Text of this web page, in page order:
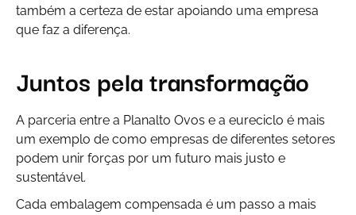
também a certeza de estar apoiando uma empresa
que faz a diferença.
Juntos pela transformação
A parceria entre a Planalto Ovos e a eureciclo é mais
um exemplo de como empresas de diferentes setores
podem unir forças por um futuro mais justo e
sustentável.
Cada embalagem compensada é um passo a mais